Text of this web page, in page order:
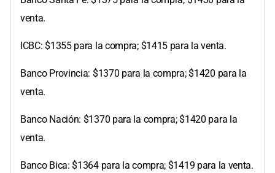
venta.
ICBC: $1355 para la compra; $1415 para la venta.
Banco Provincia: $1370 para la compra; $1420 para la
venta.
Banco Nación: $1370 para la compra; $1420 para la
venta.
Banco Bica: $1364 para la compra; $1419 para la venta.